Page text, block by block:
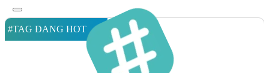
#TAG ĐANG HOT